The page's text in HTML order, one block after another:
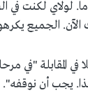
لولاي لكنت في
الآن. الجميع
في المقابلة "في
يجب أن نوقفه".